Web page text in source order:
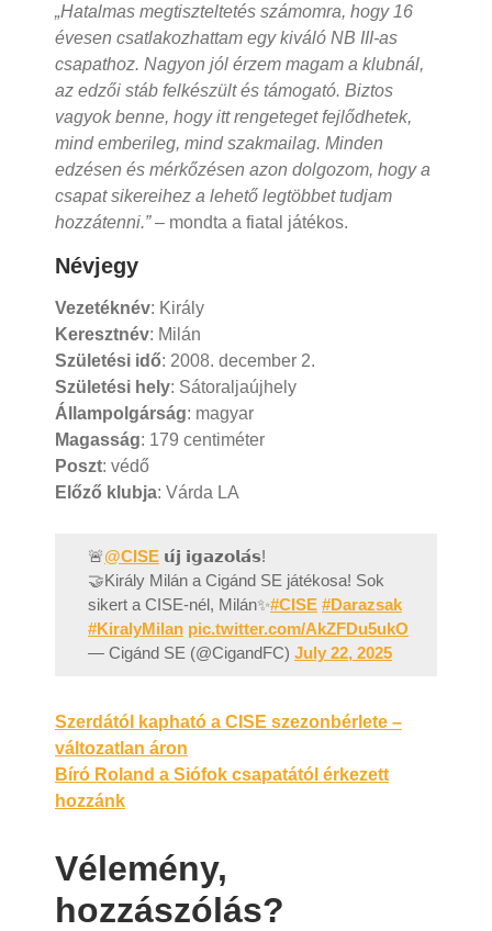
„Hatalmas megtiszteltetés számomra, hogy 16
évesen csatlakozhattam egy kiváló NB III-as
csapathoz. Nagyon jól érzem magam a klubnál,
az edzői stáb felkészült és támogató. Biztos
vagyok benne, hogy itt rengeteget fejlődhetek,
mind emberileg, mind szakmailag. Minden
edzésen és mérkőzésen azon dolgozom, hogy a
csapat sikereihez a lehető legtöbbet tudjam
hozzátenni.”– mondta a fiatal játékos.
Névjegy
Vezetéknév: Király
Keresztnév: Milán
Születési idő: 2008. december 2.
Születési hely: Sátoraljaújhely
Állampolgárság: magyar
Magasság: 179 centiméter
Poszt: védő
Előző klubja: Várda LA
🚨@CISE 𝘂́𝗷 𝗶𝗴𝗮𝘇𝗼𝗹𝗮́𝘀!
🤝Király Milán a Cigánd SE játékosa! Sok
sikert a CISE-nél, Milán✨#CISE #Darazsak
#KiralyMilan pic.twitter.com/AkZFDu5ukO
— Cigánd SE (@CigandFC) July 22, 2025
Bejegyzés
navigáció
Szerdától kapható a CISE szezonbérlete –
változatlan áron
Bíró Roland a Siófok csapatától érkezett
hozzánk
Vélemény,
hozzászólás?